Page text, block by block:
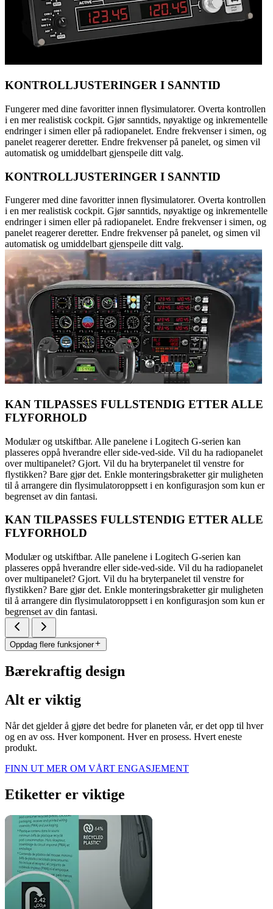
KONTROLLJUSTERINGER I SANNTID
Fungerer med dine favoritter innen flysimulatorer. Overta kontrollen
i en mer realistisk cockpit. Gjør sanntids, nøyaktige og inkrementelle
endringer i simen eller på radiopanelet. Endre frekvenser i simen, og
panelet reagerer deretter. Endre frekvenser på panelet, og simen vil
automatisk og umiddelbart gjenspeile ditt valg.
KONTROLLJUSTERINGER I SANNTID
Fungerer med dine favoritter innen flysimulatorer. Overta kontrollen
i en mer realistisk cockpit. Gjør sanntids, nøyaktige og inkrementelle
endringer i simen eller på radiopanelet. Endre frekvenser i simen, og
panelet reagerer deretter. Endre frekvenser på panelet, og simen vil
automatisk og umiddelbart gjenspeile ditt valg.
KAN TILPASSES FULLSTENDIG ETTER ALLE
FLYFORHOLD
Modulær og utskiftbar. Alle panelene i Logitech G-serien kan
plasseres oppå hverandre eller side-ved-side. Vil du ha radiopanelet
over multipanelet? Gjort. Vil du ha bryterpanelet til venstre for
flystikken? Bare gjør det. Enkle monteringsbraketter gir muligheten
til å arrangere din flysimulatoroppsett i en konfigurasjon som kun er
begrenset av din fantasi.
KAN TILPASSES FULLSTENDIG ETTER ALLE
FLYFORHOLD
Modulær og utskiftbar. Alle panelene i Logitech G-serien kan
plasseres oppå hverandre eller side-ved-side. Vil du ha radiopanelet
over multipanelet? Gjort. Vil du ha bryterpanelet til venstre for
flystikken? Bare gjør det. Enkle monteringsbraketter gir muligheten
til å arrangere din flysimulatoroppsett i en konfigurasjon som kun er
begrenset av din fantasi.
Oppdag flere funksjoner
Bærekraftig design
Alt er viktig
Når det gjelder å gjøre det bedre for planeten vår, er det opp til hver
og en av oss. Hver komponent. Hver en prosess. Hvert eneste
produkt.
FINN UT MER OM VÅRT ENGASJEMENT
Etiketter er viktige